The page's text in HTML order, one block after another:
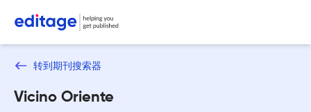
转到期刊搜索器
Vicino Oriente